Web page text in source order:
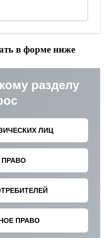
в форме ниже